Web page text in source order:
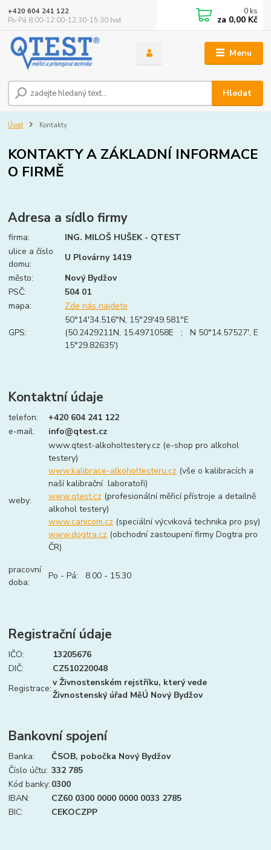
Menu
Hledat
+420 604 241 122
Po-Pá 8:00-12:00-12:30-15:30 hod.
0 ks
za 0,00 Kč
Úvod Kontakty
KONTAKTY A ZÁKLADNÍ INFORMACE
O FIRMĚ
Adresa a sídlo firmy
firma:
ING. MILOŠ HUŠEK - QTEST
ulice a číslo
domu:
U Plovárny 1419
město:
Nový Bydžov
PSČ:
504 01
mapa:
Zde nás najdete
GPS:
50°14'34.516"N, 15°29'49.581"E
(50.2429211N, 15.4971058E ; N 50°14.57527', E
15°29.82635')
Kontaktní údaje
telefon:
+420 604 241 122
e-mail:
info@qtest.cz
weby:
www.qtest-alkoholtestery.cz (e-shop pro alkohol
testery)
www.kalibrace-alkoholtesteru.cz (vše o kalibracích a
naší kalibrační laboratoři)
www.qtest.cz (profesionální měřicí přístroje a detailně
alkohol testery)
www.canicom.cz (speciální výcviková technika pro psy)
www.dogtra.cz (obchodní zastoupení firmy Dogtra pro
ČR)
pracovní
doba:
Po - Pá: 8.00 - 15.30
Registrační údaje
IČO:
13205676
DIČ:
CZ510220048
Registrace:
v Živnostenském rejstříku, který vede
Živnostenský úřad MěÚ Nový Bydžov
Bankovní spojení
Banka:
ČSOB, pobočka Nový Bydžov
Číslo účtu: 332 785
Kód banky: 0300
IBAN:
CZ60 0300 0000 0000 0033 2785
BIC:
CEKOCZPP